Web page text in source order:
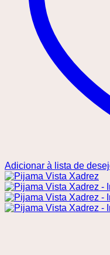
Adicionar à lista de